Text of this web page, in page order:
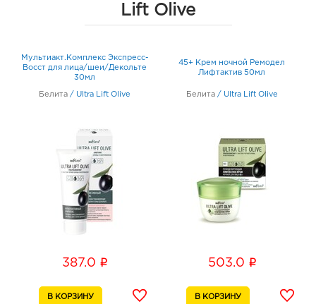
Lift Olive
Мультиакт.Комплекс Экспресс-
Восст для лица/шеи/Декольте
30мл
Белита / Ultra Lift Olive
387.0 i
45+ Крем ночной Ремодел
Лифтактив 50мл
Белита / Ultra Lift Olive
503.0 i